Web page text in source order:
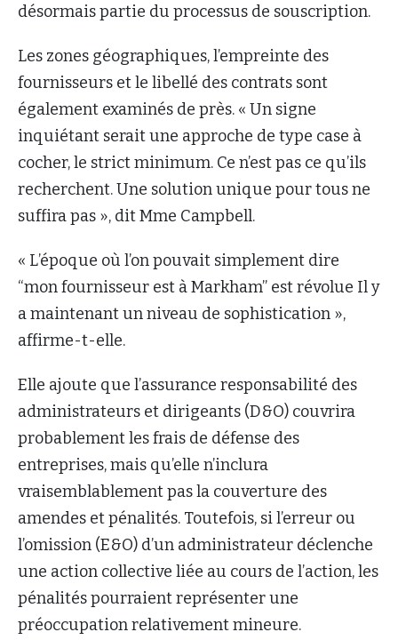
désormais partie du processus de souscription.
Les zones géographiques, l’empreinte des
fournisseurs et le libellé des contrats sont
également examinés de près. « Un signe
inquiétant serait une approche de type case à
cocher, le strict minimum. Ce n’est pas ce qu’ils
recherchent. Une solution unique pour tous ne
suffira pas », dit Mme Campbell.
« L’époque où l’on pouvait simplement dire
“mon fournisseur est à Markham” est révolue Il y
a maintenant un niveau de sophistication »,
affirme-t-elle.
Elle ajoute que l’assurance responsabilité des
administrateurs et dirigeants (D&O) couvrira
probablement les frais de défense des
entreprises, mais qu’elle n’inclura
vraisemblablement pas la couverture des
amendes et pénalités. Toutefois, si l’erreur ou
l’omission (E&O) d’un administrateur déclenche
une action collective liée au cours de l’action, les
pénalités pourraient représenter une
préoccupation relativement mineure.